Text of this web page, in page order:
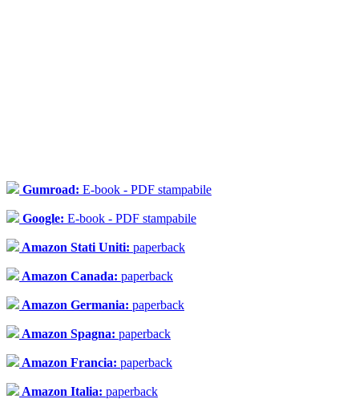
Gumroad: E-book - PDF stampabile
Google: E-book - PDF stampabile
Amazon Stati Uniti: paperback
Amazon Canada: paperback
Amazon Germania: paperback
Amazon Spagna: paperback
Amazon Francia: paperback
Amazon Italia: paperback